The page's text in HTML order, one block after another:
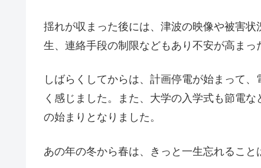
揺れが収まった後には、津波の映像や被害
生、連絡手段の制限などもあり不安が高まっ
しばらくしてからは、計画停電が始まって
く感じました。また、大学の入学式も節電
の始まりとなりました。
あの年の冬から春は、きっと一生忘れること